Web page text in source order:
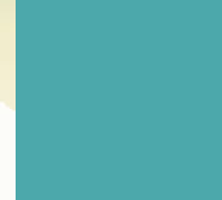
。你弃掉知识，我